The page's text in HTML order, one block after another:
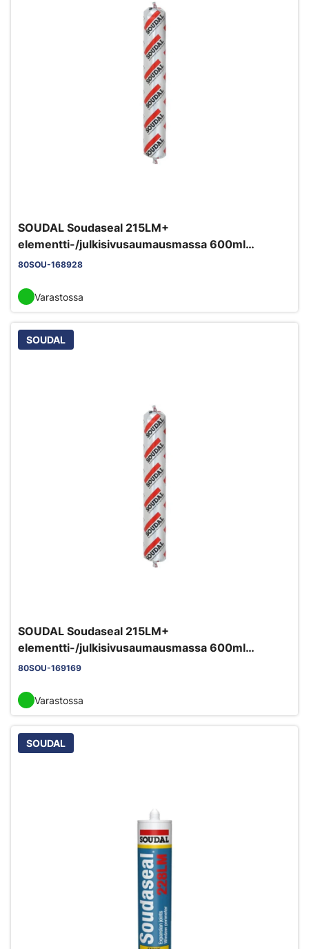
SOUDAL Soudaseal 215LM+
elementti-/julkisivusaumausmassa 600ml
betoninharmaa EC1+ M1 myrkytön
80SOU-168928
Varastossa
SOUDAL
SOUDAL Soudaseal 215LM+
elementti-/julkisivusaumausmassa 600ml
valkoinen EC1+ M1 myrkytön
80SOU-169169
Varastossa
SOUDAL